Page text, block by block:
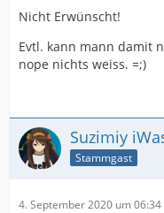
Nicht Erwünscht!
Evtl. kann mann damit
nope nichts weiss. =;)
Suzimiy
Stammgast
4. September 2020 um 06:34